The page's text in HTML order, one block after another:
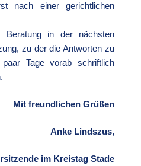
nach einer gerichtlichen
in der nächsten
zu der die Antworten zu
Tage vorab schriftlich
Mit freundlichen Grüßen
Anke Lindszus,
im Kreistag Stade